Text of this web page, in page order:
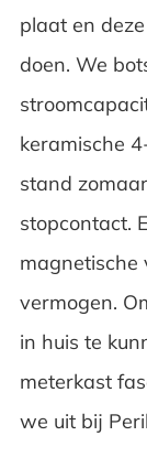
plaat en
doen. We
keramische
stand
stopcontact.
magnetische
vermogen.
in huis te
meterkast
we uit bij